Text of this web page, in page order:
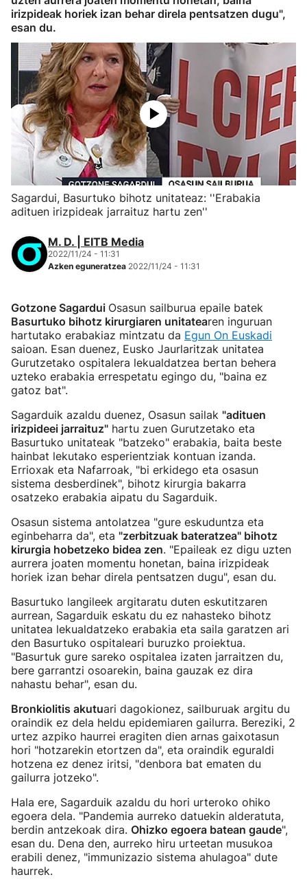
irizpideak horiek izan behar direla pentsatzen dugu",
esan du.
Sagardui, Basurtuko bihotz unitateaz: ''Erabakia
adituen irizpideak jarraituz hartu zen''
M. D. | EITB Media
2022/11/24 - 11:31
Azken eguneratzea 2022/11/24 - 11:31
Gotzone Sagardui Osasun sailburua epaile batek
Basurtuko bihotz kirurgiaren unitatearen inguruan
hartutako erabakiaz mintzatu da Egun On Euskadi
saioan. Esan duenez, Eusko Jaurlaritzak unitatea
Gurutzetako ospitalera lekualdatzea bertan behera
uzteko erabakia errespetatu egingo du, "baina ez
gatoz bat".
Sagarduik azaldu duenez, Osasun sailak "adituen
irizpideei jarraituz" hartu zuen Gurutzetako eta
Basurtuko unitateak "batzeko" erabakia, baita beste
hainbat lekutako esperientziak kontuan izanda.
Errioxak eta Nafarroak, "bi erkidego eta osasun
sistema desberdinek", bihotz kirurgia bakarra
osatzeko erabakia aipatu du Sagarduik.
Osasun sistema antolatzea "gure eskuduntza eta
eginbeharra da", eta "zerbitzuak bateratzea" bihotz
kirurgia hobetzeko bidea zen. "Epaileak ez digu uzten
aurrera joaten momentu honetan, baina irizpideak
horiek izan behar direla pentsatzen dugu", esan du.
Basurtuko langileek argitaratu duten eskutitzaren
aurrean, Sagarduik eskatu du ez nahasteko bihotz
unitatea lekualdatzeko erabakia eta saila garatzen ari
den Basurtuko ospitaleari buruzko proiektua.
"Basurtuk gure sareko ospitalea izaten jarraitzen du,
bere garrantzi osoarekin, baina gauzak ez dira
nahastu behar", esan du.
Bronkiolitis akutuari dagokionez, sailburuak argitu du
oraindik ez dela heldu epidemiaren gailurra. Bereziki, 2
urtez azpiko haurrei eragiten dien arnas gaixotasun
hori "hotzarekin etortzen da", eta oraindik eguraldi
hotzena ez denez iritsi, "denbora bat ematen du
gailurra jotzeko".
Hala ere, Sagarduik azaldu du hori urteroko ohiko
egoera dela. "Pandemia aurreko datuekin alderatuta,
berdin antzekoak dira. Ohizko egoera batean gaude",
esan du. Dena den, aurreko hiru urteetan musukoa
erabili denez, "immunizazio sistema ahulagoa" dute
haurrek.